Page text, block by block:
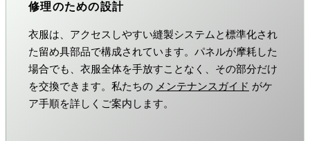
修理のための設計
衣服は、アクセスしやすい縫製システムと標準化され
た留め具部品で構成されています。パネルが摩耗した
場合でも、衣服全体を手放すことなく、その部分だけ
を交換できます。私たちの メンテナンスガイド がケ
ア手順を詳しくご案内します。